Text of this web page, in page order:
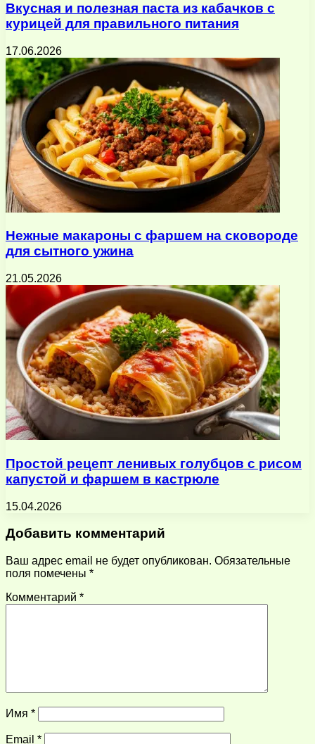
Вкусная и полезная паста из кабачков с
курицей для правильного питания
17.06.2026
Нежные макароны с фаршем на сковороде
для сытного ужина
21.05.2026
Простой рецепт ленивых голубцов с рисом
капустой и фаршем в кастрюле
15.04.2026
Добавить комментарий
Ваш адрес email не будет опубликован. Обязательные
поля помечены *
Комментарий *
Имя *
Email *